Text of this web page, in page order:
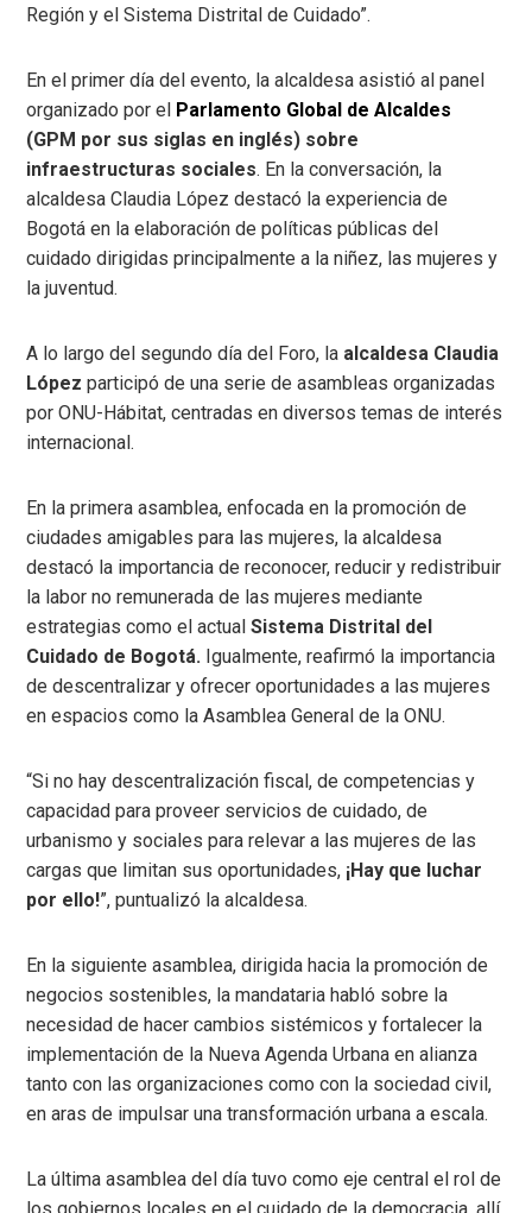
Región y el Sistema Distrital de Cuidado”.
En el primer día del evento, la alcaldesa asistió al panel
organizado por el Parlamento Global de Alcaldes
(GPM por sus siglas en inglés) sobre
infraestructuras sociales. En la conversación, la
alcaldesa Claudia López destacó la experiencia de
Bogotá en la elaboración de políticas públicas del
cuidado dirigidas principalmente a la niñez, las mujeres y
la juventud.
A lo largo del segundo día del Foro, la alcaldesa Claudia
Lópezparticipó de una serie de asambleas organizadas
por ONU-Hábitat, centradas en diversos temas de interés
internacional.
En la primera asamblea, enfocada en la promoción de
ciudades amigables para las mujeres, la alcaldesa
destacó la importancia de reconocer, reducir y redistribuir
la labor no remunerada de las mujeres mediante
estrategias como el actualSistema Distrital del
Cuidado de Bogotá. Igualmente, reafirmó la importancia
de descentralizar y ofrecer oportunidades a las mujeres
en espacios como la Asamblea General de la ONU.
“Si no hay descentralización fiscal, de competencias y
capacidad para proveer servicios de cuidado, de
urbanismo y sociales para relevar a las mujeres de las
cargas que limitan sus oportunidades, ¡Hay que luchar
por ello!”, puntualizó la alcaldesa.
En la siguiente asamblea, dirigida hacia la promoción de
negocios sostenibles, la mandataria habló sobre la
necesidad de hacer cambios sistémicos y fortalecer la
implementación de la Nueva Agenda Urbana en alianza
tanto con las organizaciones como con la sociedad civil,
en aras de impulsar una transformación urbana a escala.
La última asamblea del día tuvo como eje central el rol de